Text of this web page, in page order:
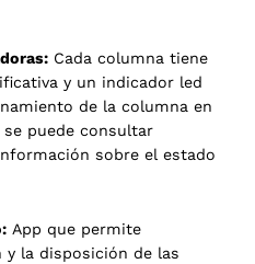
Cada columna tiene
y un indicador led
de la columna en
puede consultar
sobre el estado
App que permite
y la disposición de las